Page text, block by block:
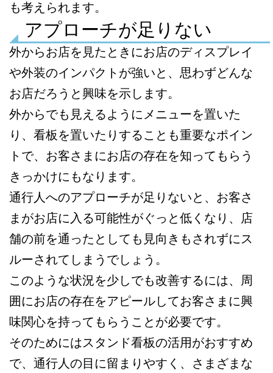
も考えられます。
アプローチが足りない
外からお店を見たときにお店のディスプレイ
や外装のインパクトが強いと、思わずどんな
お店だろうと興味を示します。
外からでも見えるようにメニューを置いた
り、看板を置いたりすることも重要なポイン
トで、お客さまにお店の存在を知ってもらう
きっかけにもなります。
通行人へのアプローチが足りないと、お客さ
まがお店に入る可能性がぐっと低くなり、店
舗の前を通ったとしても見向きもされずにス
ルーされてしまうでしょう。
このような状況を少しでも改善するには、周
囲にお店の存在をアピールしてお客さまに興
味関心を持ってもらうことが必要です。
そのためにはスタンド看板の活用がおすすめ
で、通行人の目に留まりやすく、さまざまな